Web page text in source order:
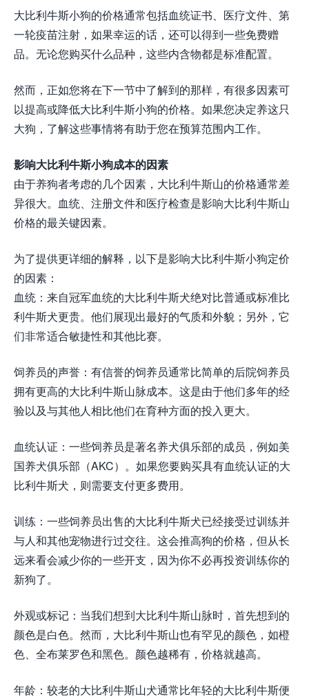
大比利牛斯小狗的价格通常包括血统证书、医疗文件、第
一轮疫苗注射，如果幸运的话，还可以得到一些免费赠
品。无论您购买什么品种，这些内含物都是标准配置。
然而，正如您将在下一节中了解到的那样，有很多因素可
以提高或降低大比利牛斯小狗的价格。如果您决定养这只
大狗，了解这些事情将有助于您在预算范围内工作。
影响大比利牛斯小狗成本的因素
由于养狗者考虑的几个因素，大比利牛斯山的价格通常差
异很大。血统、注册文件和医疗检查是影响大比利牛斯山
价格的最关键因素。
为了提供更详细的解释，以下是影响大比利牛斯小狗定价
的因素：
血统：来自冠军血统的大比利牛斯犬绝对比普通或标准比
利牛斯犬更贵。他们展现出最好的气质和外貌；另外，它
们非常适合敏捷性和其他比赛。
饲养员的声誉：有信誉的饲养员通常比简单的后院饲养员
拥有更高的大比利牛斯山脉成本。这是由于他们多年的经
验以及与其他人相比他们在育种方面的投入更大。
血统认证：一些饲养员是著名养犬俱乐部的成员，例如美
国养犬俱乐部（AKC）。如果您要购买具有血统认证的大
比利牛斯犬，则需要支付更多费用。
训练：一些饲养员出售的大比利牛斯犬已经接受过训练并
与人和其他宠物进行过交往。这会推高狗的价格，但从长
远来看会减少你的一些开支，因为你不必再投资训练你的
新狗了。
外观或标记：当我们想到大比利牛斯山脉时，首先想到的
颜色是白色。然而，大比利牛斯山也有罕见的颜色，如橙
色、全布莱罗色和黑色。颜色越稀有，价格就越高。
年龄：较老的大比利牛斯山犬通常比年轻的大比利牛斯便